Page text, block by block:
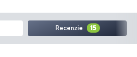
Recenzie 15